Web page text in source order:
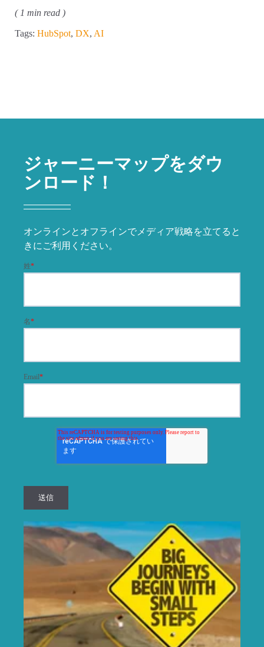
( 1 min read )
Tags: HubSpot, DX, AI
ジャーニーマップをダウ
ンロード！
オンラインとオフラインでメディア戦略を立てると
きにご利用ください。
姓*
名*
Email*